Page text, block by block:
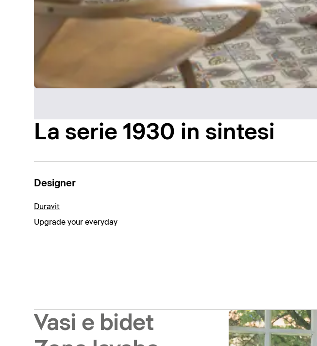
La serie 1930 in sintesi
Designer
Duravit
Upgrade your everyday
Vasi e bidet